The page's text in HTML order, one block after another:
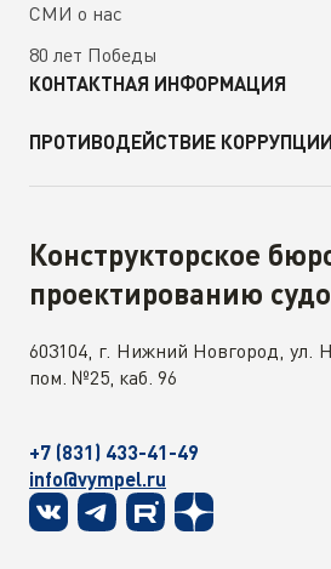
СМИ о нас
80 лет Победы
КОНТАКТНАЯ ИНФОРМАЦИЯ
ПРОТИВОДЕЙСТВИЕ КОРРУПЦИИ
Конструкторское
проектированию
603104, г. Нижний Новгород, ул.
пом. №25, каб. 96
+7 (831) 433-41-49
info@vympel.ru